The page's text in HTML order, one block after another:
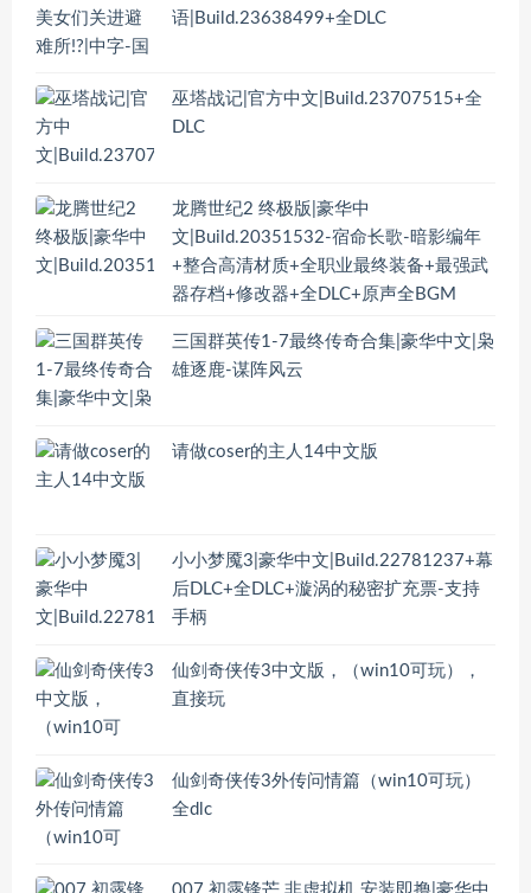
语|Build.23638499+全DLC
巫塔战记|官方中文|Build.23707515+全
DLC
龙腾世纪2 终极版|豪华中
文|Build.20351532-宿命长歌-暗影编年
+整合高清材质+全职业最终装备+最强武
器存档+修改器+全DLC+原声全BGM
三国群英传1-7最终传奇合集|豪华中文|枭
雄逐鹿-谋阵风云
请做coser的主人14中文版
小小梦魇3|豪华中文|Build.22781237+幕
后DLC+全DLC+漩涡的秘密扩充票-支持
手柄
仙剑奇侠传3中文版，（win10可玩），
直接玩
仙剑奇侠传3外传问情篇（win10可玩）
全dlc